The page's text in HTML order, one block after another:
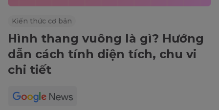
Kiến thức cơ bản
Hình thang vuông là gì? Hướng
dẫn cách tính diện tích, chu vi
chi tiết